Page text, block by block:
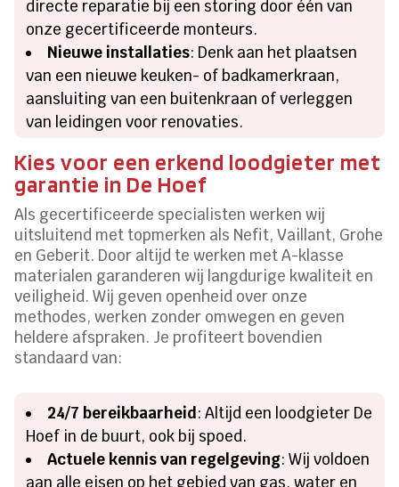
directe reparatie bij een storing door één van
onze gecertificeerde monteurs.
Nieuwe installaties: Denk aan het plaatsen
van een nieuwe keuken- of badkamerkraan,
aansluiting van een buitenkraan of verleggen
van leidingen voor renovaties.
Kies voor een erkend loodgieter met
garantie in De Hoef
Als gecertificeerde specialisten werken wij
uitsluitend met topmerken als Nefit, Vaillant, Grohe
en Geberit. Door altijd te werken met A-klasse
materialen garanderen wij langdurige kwaliteit en
veiligheid. Wij geven openheid over onze
methodes, werken zonder omwegen en geven
heldere afspraken. Je profiteert bovendien
standaard van:
24/7 bereikbaarheid: Altijd een loodgieter De
Hoef in de buurt, ook bij spoed.
Actuele kennis van regelgeving: Wij voldoen
aan alle eisen op het gebied van gas, water en